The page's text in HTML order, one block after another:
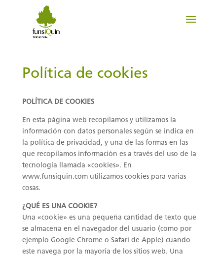
Política de cookies
POLÍTICA DE COOKIES
En esta página web recopilamos y utilizamos la
información con datos personales según se indica en
la política de privacidad, y una de las formas en las
que recopilamos información es a través del uso de la
tecnología llamada «cookies». En
www.funsiquin.com utilizamos cookies para varias
cosas.
¿QUÉ ES UNA COOKIE?
Una «cookie» es una pequeña cantidad de texto que
se almacena en el navegador del usuario (como por
ejemplo Google Chrome o Safari de Apple) cuando
este navega por la mayoría de los sitios web. Una